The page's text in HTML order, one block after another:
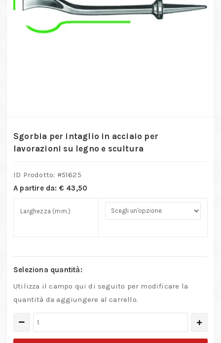
Sgorbia per intaglio in acciaio per
lavorazioni su legno e scultura
ID Prodotto: #51625
A partire da: € 43,50
Larghezza (mm.)
Seleziona quantità:
Utilizza il campo qui di seguito per modificare la
quantità da aggiungere al carrello.
Sgorbia